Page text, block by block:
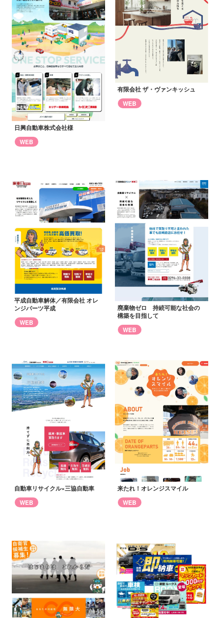
日興自動車株式会社様
WEB
有限会社 ザ・ヴァンキッシュ
WEB
平成自動車解体／有限会社 オレ
ンジパーツ平成
WEB
廃棄物ゼロ 持続可能な社会の
構築を目指して
WEB
自動車リサイクル×三協自動車
WEB
来たれ！オレンジスマイル
WEB